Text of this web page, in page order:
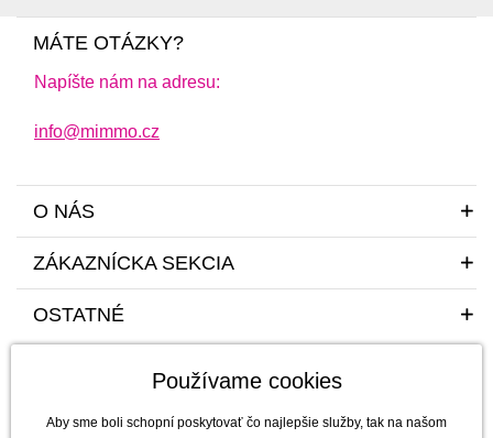
MÁTE OTÁZKY?
Napíšte nám na adresu:
info@mimmo.cz
O NÁS
ZÁKAZNÍCKA SEKCIA
OSTATNÉ
Používame cookies
Aby sme boli schopní poskytovať čo najlepšie služby, tak na našom